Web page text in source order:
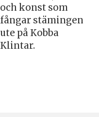
och konst som
fångar stämingen
ute på Kobba
Klintar.